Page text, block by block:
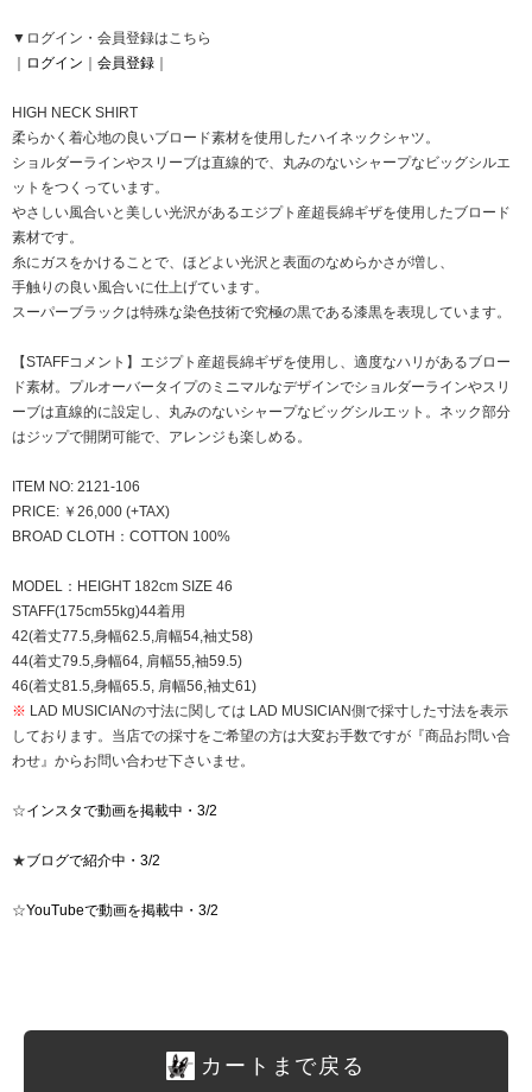
▼ログイン・会員登録はこちら
ログイン 会員登録
HIGH NECK SHIRT
柔らかく着心地の良いブロード素材を使用したハイネックシャツ。
ショルダーラインやスリーブは直線的で、丸みのないシャープなビッグシルエ
ットをつくっています。
やさしい風合いと美しい光沢があるエジプト産超長綿ギザを使用したブロード
素材です。
糸にガスをかけることで、ほどよい光沢と表面のなめらかさが増し、
手触りの良い風合いに仕上げています。
スーパーブラックは特殊な染色技術で究極の黒である漆黒を表現しています。
【STAFFコメント】エジプト産超長綿ギザを使用し、適度なハリがあるブロー
ド素材。プルオーバータイプのミニマルなデザインでショルダーラインやスリ
ーブは直線的に設定し、丸みのないシャープなビッグシルエット。ネック部分
はジップで開閉可能で、アレンジも楽しめる。
ITEM NO: 2121-106
PRICE: ￥26,000 (+TAX)
BROAD CLOTH：COTTON 100%
MODEL：HEIGHT 182cm SIZE 46
STAFF(175cm55kg)44着用
42(着丈77.5,身幅62.5,肩幅54,袖丈58)
44(着丈79.5,身幅64, 肩幅55,袖59.5)
46(着丈81.5,身幅65.5, 肩幅56,袖丈61)
※ LAD MUSICIANの寸法に関しては LAD MUSICIAN側で採寸した寸法を表示
しております。当店での採寸をご希望の方は大変お手数ですが『商品お問い合
わせ』からお問い合わせ下さいませ。
☆インスタで動画を掲載中・3/2
★ブログで紹介中・3/2
☆YouTubeで動画を掲載中・3/2
カートまで戻る